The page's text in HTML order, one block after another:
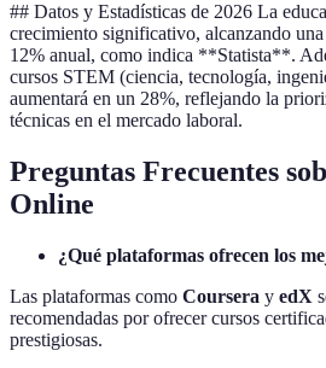
## Datos y Estadísticas de 2026 La
crecimiento significativo, alcanzando
12% anual, como indica **Statista**.
cursos STEM (ciencia, tecnología,
aumentará en un 28%, reflejando la
técnicas en el mercado laboral.
Preguntas Frecuentes
Online
¿Qué plataformas ofrecen los
Las plataformas como Coursera y edX
recomendadas por ofrecer cursos
prestigiosas.